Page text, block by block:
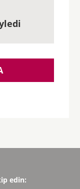
edin: